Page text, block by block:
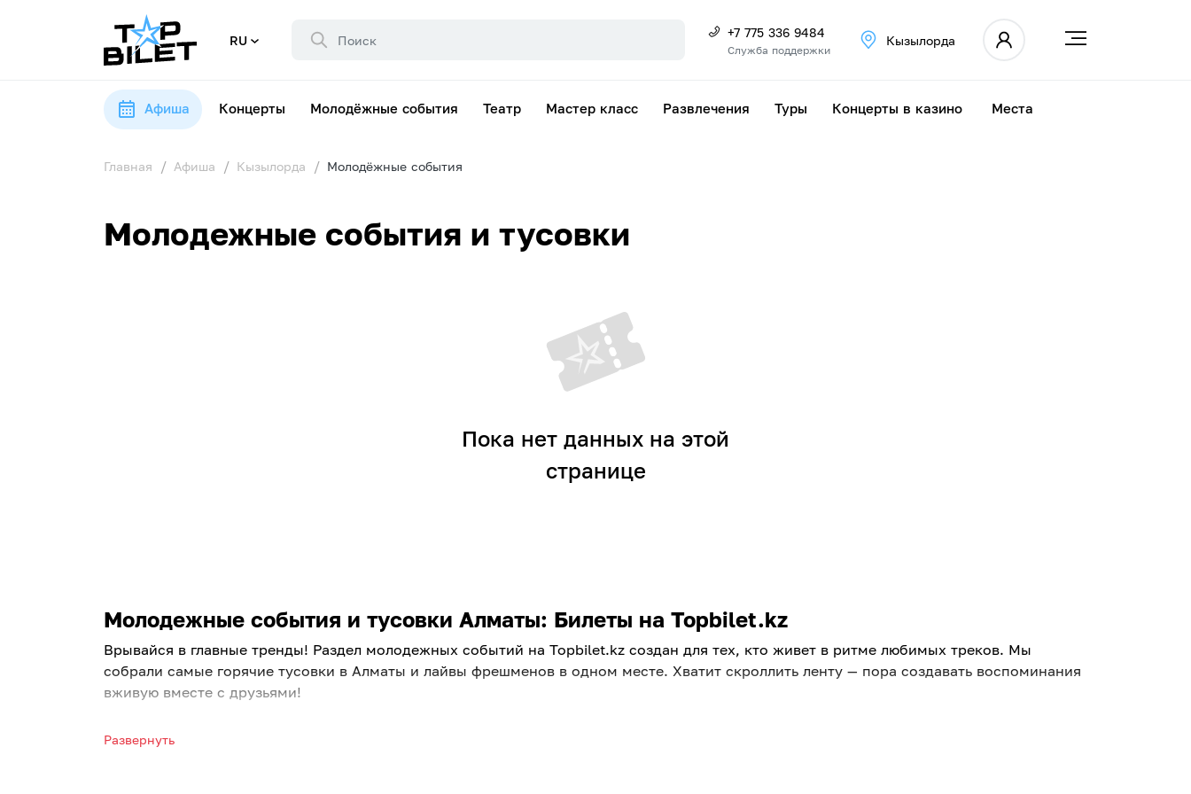
RU +7 775 336 9484
Служба поддержки
Кызылорда
Афиша Концерты Молодёжные события Театр Мастер класс Развлечения Туры Концерты в казино Места
Главная Афиша Кызылорда Молодёжные события
Молодежные события и тусовки
Пока нет данных на этой
странице
Молодежные события и тусовки Алматы: Билеты на Topbilet.kz
Врывайся в главные тренды! Раздел молодежных событий на Topbilet.kz создан для тех, кто живет в ритме любимых треков. Мы
собрали самые горячие тусовки в Алматы и лайвы фрешменов в одном месте. Хватит скроллить ленту — пора создавать воспоминания
вживую вместе с друзьями!
Развернуть